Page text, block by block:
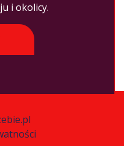
i okolicy.